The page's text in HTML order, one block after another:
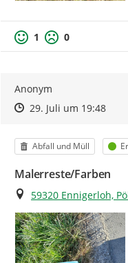
1 0
Anonym
Zeitpunkt des
Zeitpunkt des
29. Juli um 19:48Zur
Kategorie
Abfall und Müll
Malerreste/Farben
Ort
59320 Ennigerloh,